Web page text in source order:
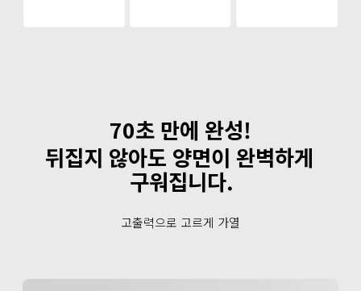
70초 만에 완성!
뒤집지 않아도 양면이 완벽하게
구워집니다.
고출력으로 고르게 가열